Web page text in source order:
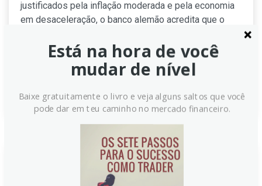
justificados pela inflação moderada e pela economia
em desaceleração, o banco alemão acredita que o
robusto dos EUA oferecerão suporte à moeda
Está na hora de você
mudar de nível
Baixe gratuitamente o livro e veja alguns saltos que você
pode dar em teu caminho no mercado financeiro.